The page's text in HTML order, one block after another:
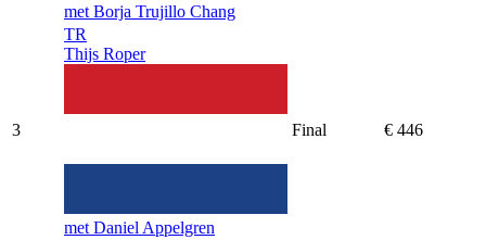
met Borja Trujillo Chang
3
TR
Thijs Roper
met Daniel Appelgren
Final € 446